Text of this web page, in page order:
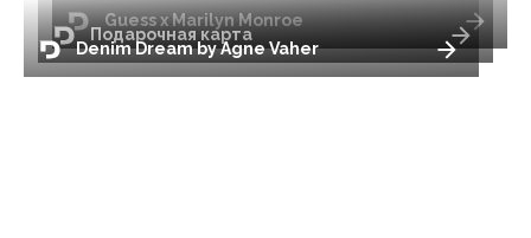
Denim Dream by Agne Vaher
Подарочная карта
Guess x Marilyn Monroe